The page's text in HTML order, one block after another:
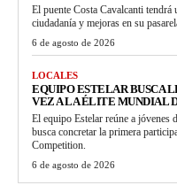
El puente Costa Cavalcanti
ciudadanía y mejoras en su
6 de agosto de 2026
LOCALES
EQUIPO ESTELAR BUSCA
VEZ A LA ÉLITE MUNDIAL
El equipo Estelar reúne a jóvenes
busca concretar la primera
Competition.
6 de agosto de 2026